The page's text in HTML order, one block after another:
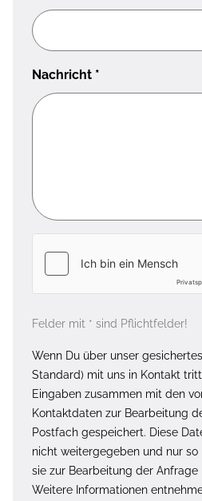
Nachricht *
Felder mit * sind Pflichtfelder!
Wenn Du über unser
Standard) mit uns in Kontakt
Eingaben zusammen mit den
Kontaktdaten zur Bearbeitung
Postfach gespeichert. Diese
nicht weitergegeben und nur
sie zur Bearbeitung der
Weitere Informationen